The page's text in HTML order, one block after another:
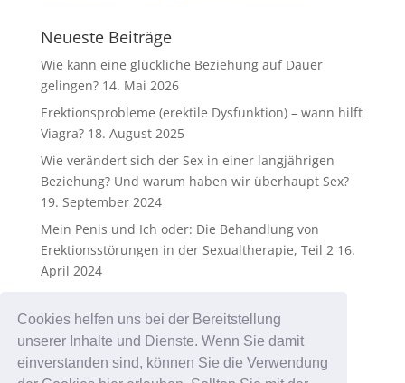
Cookies helfen uns bei der Bereitstellung
unserer Inhalte und Dienste. Wenn Sie damit
einverstanden sind, können Sie die Verwendung
Neueste Beiträge
Wie kann eine glückliche Beziehung auf Dauer
gelingen? 14. Mai 2026
Erektionsprobleme (erektile Dysfunktion) – wann hilft
Viagra? 18. August 2025
Wie verändert sich der Sex in einer langjährigen
Beziehung? Und warum haben wir überhaupt Sex?
19. September 2024
Mein Penis und Ich oder: Die Behandlung von
Erektionsstörungen in der Sexualtherapie, Teil 2 16.
April 2024
Erektionsstörungen in der Sexualtherapie
Dezember 2023